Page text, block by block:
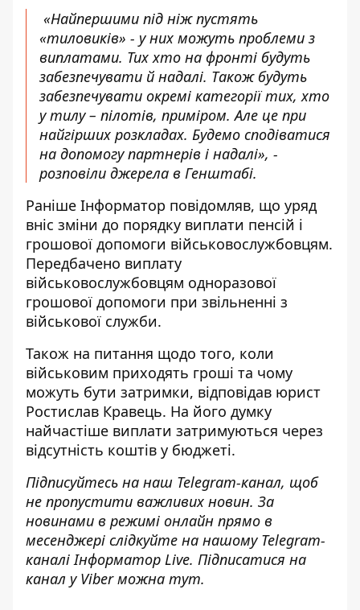
«Найпершими під ніж пустять
«тиловиків» - у них можуть проблеми з
виплатами. Тих хто на фронті будуть
забезпечувати й надалі. Також будуть
забезпечувати окремі категорії тих, хто
у тилу – пілотів, приміром. Але це при
найгірших розкладах. Будемо сподіватися
на допомогу партнерів і надалі», -
розповіли джерела в Генштабі.
Раніше Інформатор повідомляв, що уряд
вніс зміни до порядку виплати пенсій і
грошової допомоги військовослужбовцям.
Передбачено виплату
військовослужбовцям одноразової
грошової допомоги при звільненні з
військової служби.
Також на питання щодо того, коли
військовим приходять гроші та чому
можуть бути затримки, відповідав юрист
Ростислав Кравець. На його думку
найчастіше виплати затримуються через
відсутність коштів у бюджеті.
Підписуйтесь на наш Telegram-канал, щоб
не пропустити важливих новин. За
новинами в режимі онлайн прямо в
месенджері слідкуйте на нашому Telegram-
каналіІнформатор Live. Підписатися на
канал у Viber можна тут.